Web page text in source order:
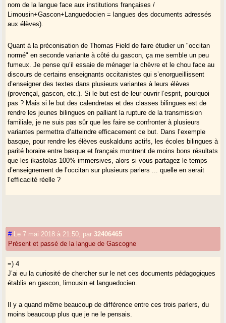
nom de la langue face aux institutions françaises /
Limousin+Gascon+Languedocien = langues des documents adressés
aux élèves).
Quant à la préconisation de Thomas Field de faire étudier un "occitan
normé" en seconde variante à côté du gascon, ça me semble un peu
fumeux. Je pense qu’il essaie de ménager la chèvre et le chou face au
discours de certains enseignants occitanistes qui s’enorgueillissent
d’enseigner des textes dans plusieurs variantes à leurs élèves
(provençal, gascon, etc.). Si le but est de leur ouvrir l’esprit, pourquoi
pas ? Mais si le but des calendretas et des classes bilingues est de
rendre les jeunes bilingues en palliant la rupture de la transmission
familiale, je ne suis pas sûr que les faire se confronter à plusieurs
variantes permettra d’atteindre efficacement ce but. Dans l’exemple
basque, pour rendre les élèves euskalduns actifs, les écoles bilingues à
parité horaire entre basque et français montrent de moins bons résultats
que les ikastolas 100% immersives, alors si vous partagez le temps
d’enseignement de l’occitan sur plusieurs parlers ... quelle en serait
l’efficacité réelle ?
#
Le 7 mai 2018 à 21:50 par32406465
Présent et passé de la langue de Gascogne
=) 4
J’ai eu la curiosité de chercher sur le net ces documents pédagogiques
établis en gascon, limousin et languedocien.
Il y a quand même beaucoup de différence entre ces trois parlers, du
moins beaucoup plus que je ne le pensais.